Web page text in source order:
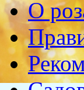
О